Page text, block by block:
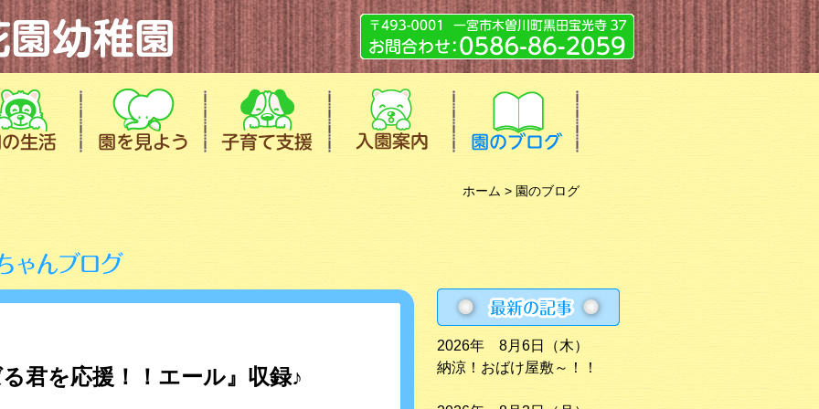
ホーム > 園のブログ
君を応援！！エール』収録♪
2026年 8月6日（木）
納涼！おばけ屋敷～！！